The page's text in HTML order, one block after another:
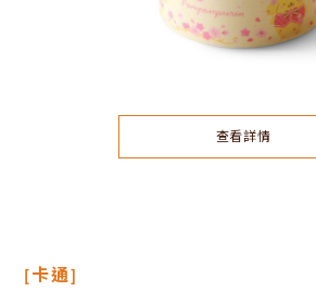
查看詳情
[卡通]